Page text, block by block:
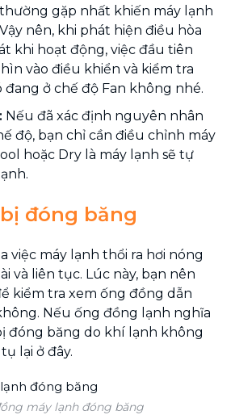
gặp nhất khiến máy lạnh
nên, khi phát hiện điều hòa
khi hoạt động, việc đầu tiên
vào điều khiển và kiểm tra
đang ở chế độ Fan không nhé.
Nếu đã xác định nguyên nhân
độ, bạn chỉ cần điều chỉnh máy
hoặc Dry là máy lạnh sẽ tự
đóng băng
việc máy lạnh thổi ra hơi nóng
và liên tục. Lúc này, bạn nên
kiểm tra xem ống đồng dẫn
Nếu ống đồng lạnh nghĩa
đóng băng do khí lạnh không
lại ở đây.
máy lạnh đóng băng